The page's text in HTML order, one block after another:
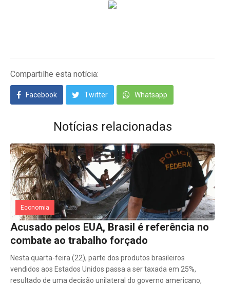
Compartilhe esta notícia:
Facebook Twitter Whatsapp
Notícias relacionadas
Economia
Acusado pelos EUA, Brasil é referência no
combate ao trabalho forçado
Nesta quarta-feira (22), parte dos produtos brasileiros
vendidos aos Estados Unidos passa a ser taxada em 25%,
resultado de uma decisão unilateral do governo americano,